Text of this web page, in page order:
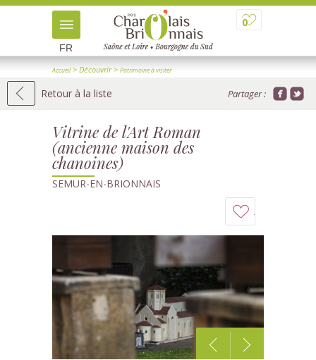
0
FR
Accueil> Découvrir> Patrimoine à visiter
Retour à la liste Partager :
Vitrine de l'Art Roman
(ancienne maison des
chanoines)
SEMUR-EN-BRIONNAIS
à
carnet